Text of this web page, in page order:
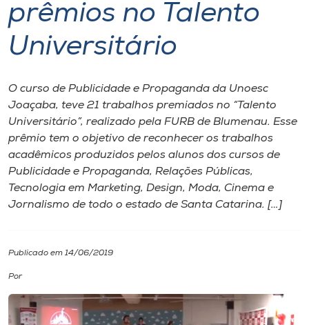
A
Unoesc
Internacionalização
I.nova
Diplomados
Cultura
CPA
Biblioteca
prêmios no Talento
Universitário
O curso de Publicidade e Propaganda da Unoesc
Joaçaba, teve 21 trabalhos premiados no “Talento
Universitário”, realizado pela FURB de Blumenau. Esse
prêmio tem o objetivo de reconhecer os trabalhos
acadêmicos produzidos pelos alunos dos cursos de
Publicidade e Propaganda, Relações Públicas,
Tecnologia em Marketing, Design, Moda, Cinema e
Jornalismo de todo o estado de Santa Catarina. […]
Publicado em 14/06/2019
Por